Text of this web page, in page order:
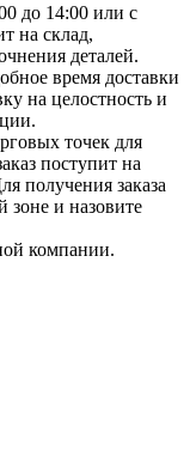
до 14:00 или с
на склад,
деталей.
время доставки
на целостность и
точек для
поступит на
получения заказа
зоне и назовите
компании.